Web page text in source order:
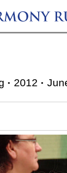
· 2012 ·